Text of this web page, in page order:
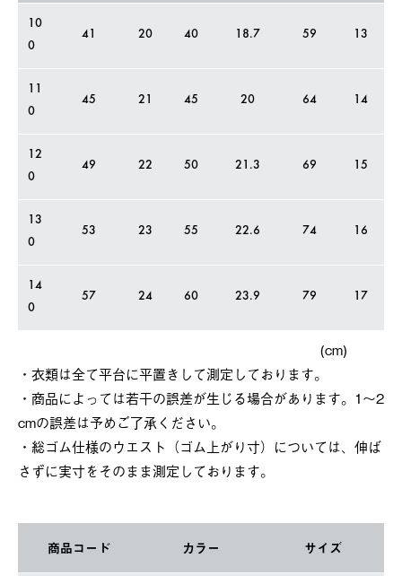
10
0
41 20 40 18.7 59 13
11
0
45 21 45 20 64 14
12
0
49 22 50 21.3 69 15
13
0
53 23 55 22.6 74 16
14
0
57 24 60 23.9 79 17
(cm)
・衣類は全て平台に平置きして測定しております。
・商品によっては若干の誤差が⽣じる場合があります。1～2
cmの誤差は予めご了承ください。
・総ゴム仕様のウエスト（ゴム上がり寸）については、伸ば
さずに実寸をそのまま測定しております。
商品コード カラー サイズ